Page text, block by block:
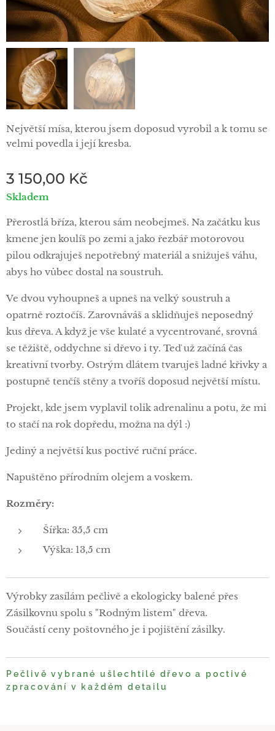
Největší mísa, kterou jsem doposud vyrobil a k tomu se
velmi povedla i její kresba.
3 150,00 Kč
Skladem
Přerostlá bříza, kterou sám neobejmeš. Na začátku kus
kmene jen koulíš po zemi a jako řezbář motorovou
pilou odkrajuješ nepotřebný materiál a snižuješ váhu,
abys ho vůbec dostal na soustruh.
Ve dvou vyhoupneš a upneš na velký soustruh a
opatrně roztočíš. Zarovnáváš a sklidňuješ neposedný
kus dřeva. A když je vše kulaté a vycentrované, srovná
se těžiště, oddychne si dřevo i ty. Teď už začíná čas
kreativní tvorby. Ostrým dlátem tvaruješ ladné křivky a
postupně tenčíš stěny a tvoříš doposud největší místu.
Projekt, kde jsem vyplavil tolik adrenalinu a potu, že mi
to stačí na rok dopředu, možna na dýl :)
Jediný a největší kus poctivé ruční práce.
Napuštěno přírodním olejem a voskem.
Rozměry:
Šířka: 35,5 cm
Výška: 13,5 cm
Výrobky zasílám pečlivě a ekologicky balené přes
Zásilkovnu spolu s "Rodným listem" dřeva.
Součástí ceny poštovného je i pojištění zásilky.
Pečlivě vybrané ušlechtilé dřevo a poctivé
zpracování v každém detailu